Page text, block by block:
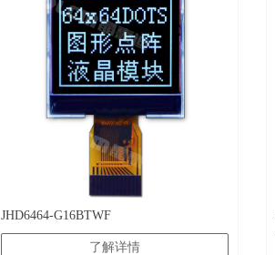
JHD6464-G16BTWF
了解详情